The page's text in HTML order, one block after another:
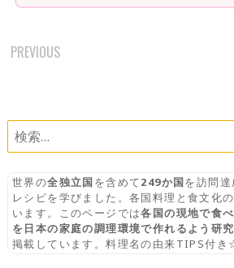
POST
PREVIOUS
検
索:
世界の全独立国を含めて249か国を訪問
レシピを学びました。各国料理と食文化
います。このページでは各国の現地で食
を日本の家庭の調理環境で作れるよう研
掲載しています。料理名の由来TIPS付き